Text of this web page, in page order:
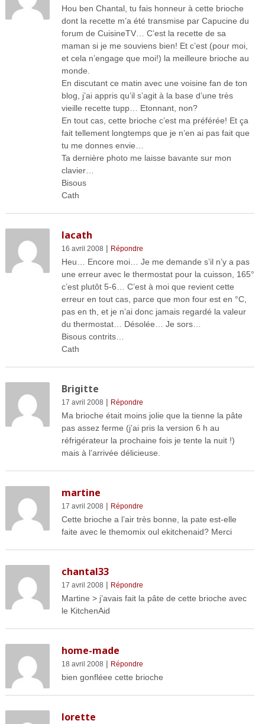
Hou ben Chantal, tu fais honneur à cette brioche
dont la recette m’a été transmise par Capucine du
forum de CuisineTV… C’est la recette de sa
maman si je me souviens bien! Et c’est (pour moi,
et cela n’engage que moi!) la meilleure brioche au
monde.
En discutant ce matin avec une voisine fan de ton
blog, j’ai appris qu’il s’agit à la base d’une très
vieille recette tupp… Etonnant, non?
En tout cas, cette brioche c’est ma préférée! Et ça
fait tellement longtemps que je n’en ai pas fait que
tu me donnes envie…
Ta dernière photo me laisse bavante sur mon
clavier…
Bisous
Cath
lacath
16 avril 2008 | Répondre
Heu… Encore moi… Je me demande s’il n’y a pas
une erreur avec le thermostat pour la cuisson, 165°
c’est plutôt 5-6… C’est à moi que revient cette
erreur en tout cas, parce que mon four est en °C,
pas en th, et je n’ai donc jamais regardé la valeur
du thermostat… Désolée… Je sors…
Bisous contrits…
Cath
Brigitte
17 avril 2008 | Répondre
Ma brioche était moins jolie que la tienne la pâte
pas assez ferme (j’ai pris la version 6 h au
réfrigérateur la prochaine fois je tente la nuit !)
mais à l’arrivée délicieuse.
martine
17 avril 2008 | Répondre
Cette brioche a l’air très bonne, la pate est-elle
faite avec le themomix oul ekitchenaid? Merci
chantal33
17 avril 2008 | Répondre
Martine > j’avais fait la pâte de cette brioche avec
le KitchenAid
home-made
18 avril 2008 | Répondre
bien gonfléee cette brioche
lorette